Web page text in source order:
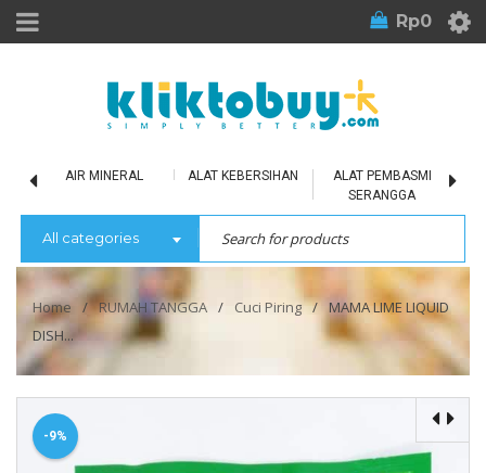
Rp0
AIR MINERAL ALAT KEBERSIHAN
ALAT PEMBASMI
SERANGGA
All categories
Home / RUMAH TANGGA / Cuci Piring / MAMA LIME LIQUID
DISH...
-9%